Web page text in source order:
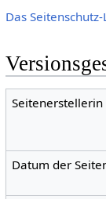
Das
Seitenerstellerin
Datum der